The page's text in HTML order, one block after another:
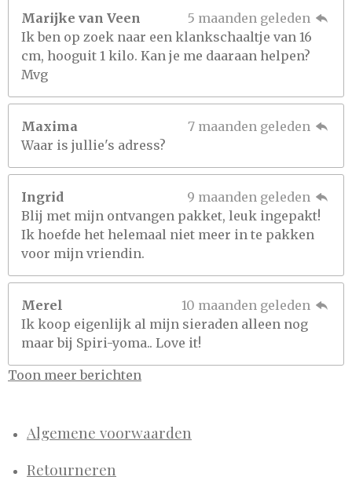
Marijke van Veen
5 maanden geleden
Ik ben op zoek naar een klankschaaltje van 16
cm, hooguit 1 kilo. Kan je me daaraan helpen?
Mvg
Maxima
7 maanden geleden
Waar is jullie's adress?
Ingrid
9 maanden geleden
Blij met mijn ontvangen pakket, leuk ingepakt!
Ik hoefde het helemaal niet meer in te pakken
voor mijn vriendin.
Merel
10 maanden geleden
Ik koop eigenlijk al mijn sieraden alleen nog
maar bij Spiri-yoma.. Love it!
Toon meer berichten
Algemene voorwaarden
Retourneren